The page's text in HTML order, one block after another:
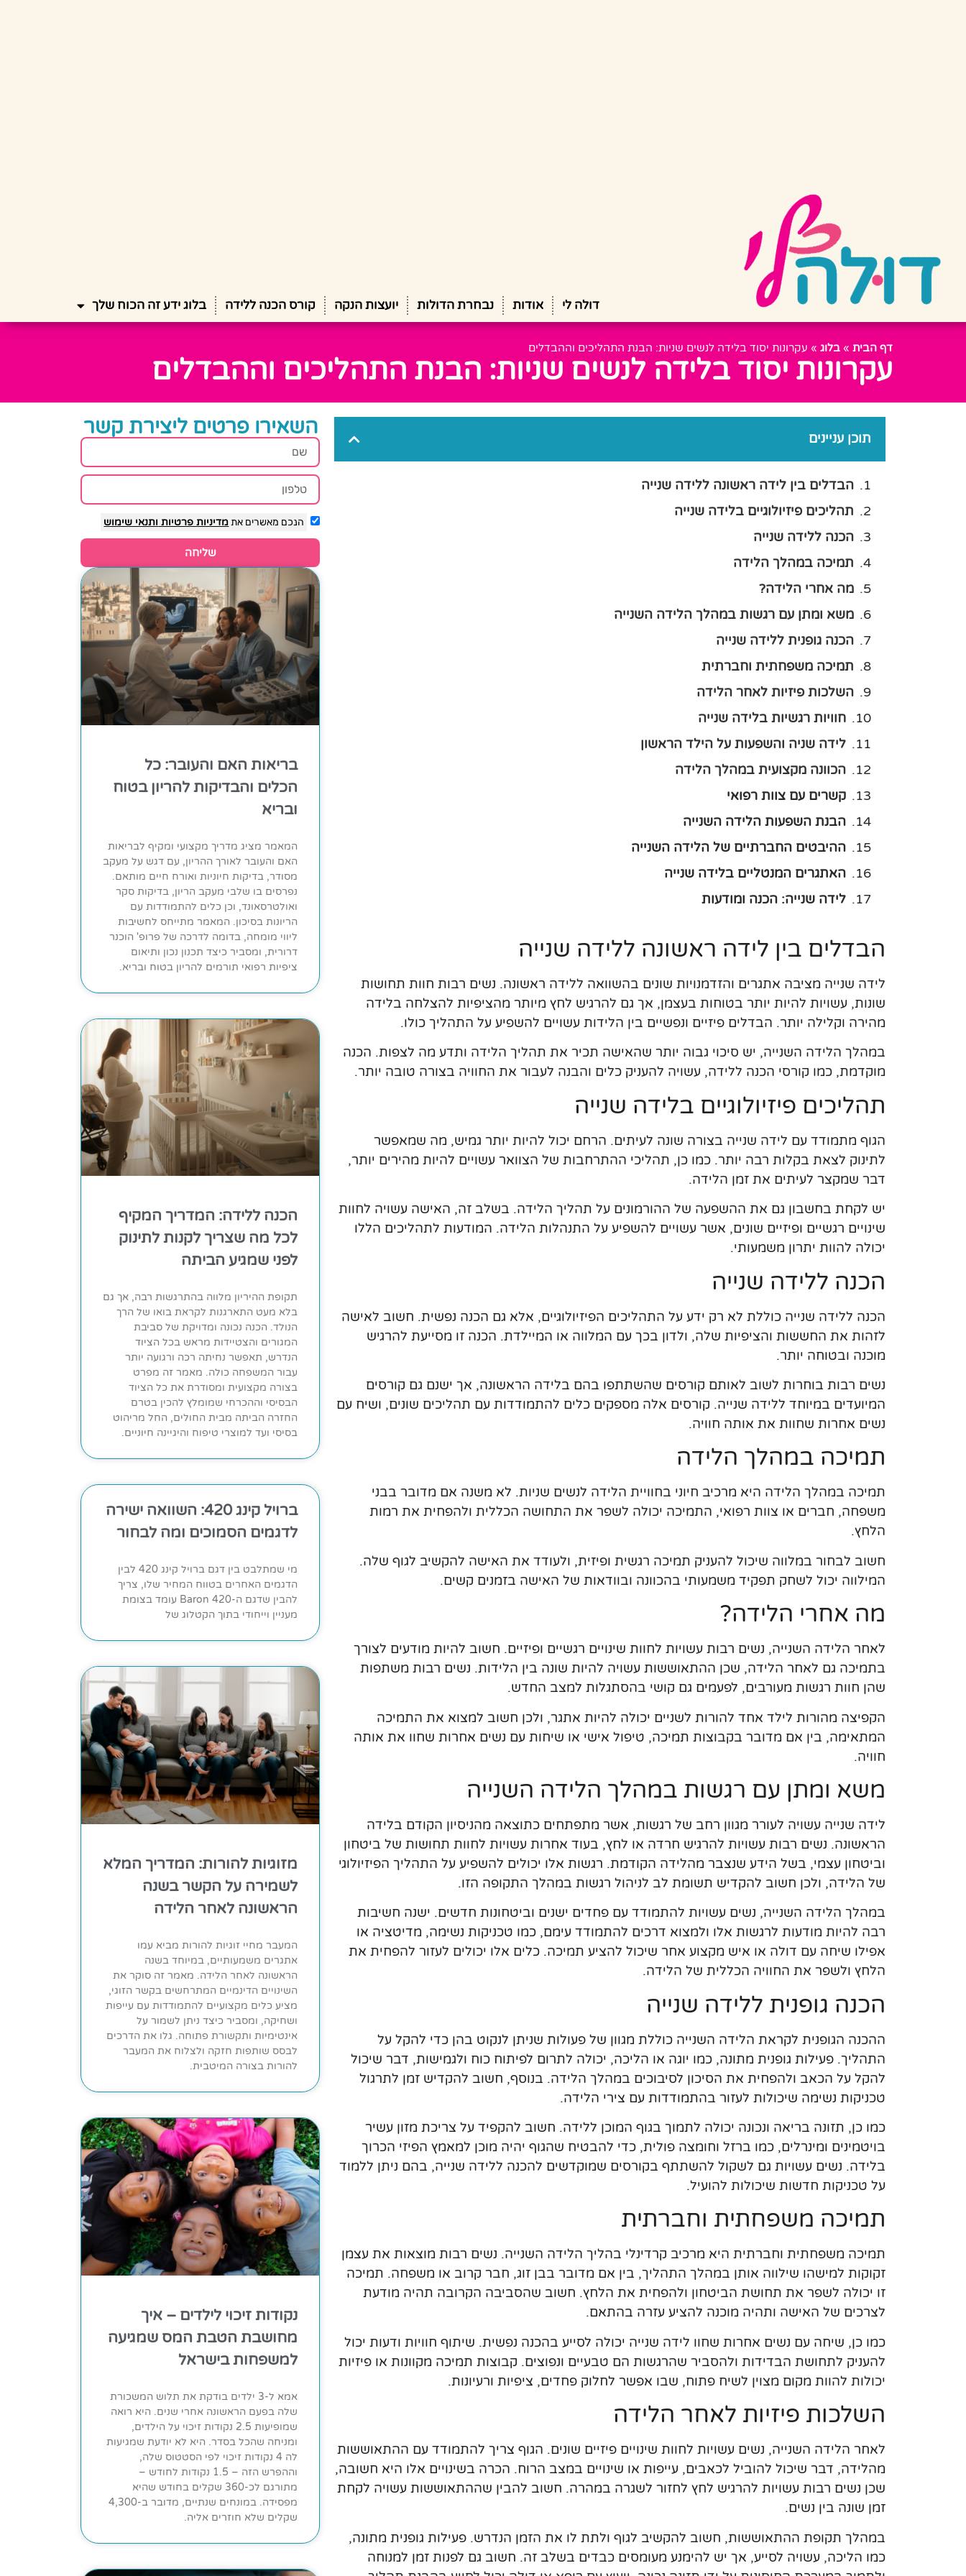
דולה לי אודות נבחרת הדולות יועצות הנקה קורס הכנה ללידה בלוג ידע זה הכוח שלך
דף הבית » בלוג » עקרונות יסוד בלידה לנשים שניות: הבנת התהליכים וההבדלים
עקרונות יסוד בלידה לנשים שניות: הבנת התהליכים וההבדלים
תוכן עניינים
הבדלים בין לידה ראשונה ללידה שנייה
תהליכים פיזיולוגיים בלידה שנייה
הכנה ללידה שנייה
תמיכה במהלך הלידה
מה אחרי הלידה?
משא ומתן עם רגשות במהלך הלידה השנייה
הכנה גופנית ללידה שנייה
תמיכה משפחתית וחברתית
השלכות פיזיות לאחר הלידה
חוויות רגשיות בלידה שנייה
לידה שניה והשפעות על הילד הראשון
הכוונה מקצועית במהלך הלידה
קשרים עם צוות רפואי
הבנת השפעות הלידה השנייה
ההיבטים החברתיים של הלידה השנייה
האתגרים המנטליים בלידה שנייה
לידה שנייה: הכנה ומודעות
הבדלים בין לידה ראשונה ללידה שנייה
לידה שנייה מציבה אתגרים והזדמנויות שונים בהשוואה ללידה ראשונה. נשים רבות חוות תחושות
שונות, עשויות להיות יותר בטוחות בעצמן, אך גם להרגיש לחץ מיותר מהציפיות להצלחה בלידה
מהירה וקלילה יותר. הבדלים פיזיים ונפשיים בין הלידות עשויים להשפיע על התהליך כולו.
במהלך הלידה השנייה, יש סיכוי גבוה יותר שהאישה תכיר את תהליך הלידה ותדע מה לצפות. הכנה
מוקדמת, כמו קורסי הכנה ללידה, עשויה להעניק כלים והבנה לעבור את החוויה בצורה טובה יותר.
תהליכים פיזיולוגיים בלידה שנייה
הגוף מתמודד עם לידה שנייה בצורה שונה לעיתים. הרחם יכול להיות יותר גמיש, מה שמאפשר
לתינוק לצאת בקלות רבה יותר. כמו כן, תהליכי ההתרחבות של הצוואר עשויים להיות מהירים יותר,
דבר שמקצר לעיתים את זמן הלידה.
יש לקחת בחשבון גם את ההשפעה של ההורמונים על תהליך הלידה. בשלב זה, האישה עשויה לחוות
שינויים רגשיים ופיזיים שונים, אשר עשויים להשפיע על התנהלות הלידה. המודעות לתהליכים הללו
יכולה להוות יתרון משמעותי.
הכנה ללידה שנייה
הכנה ללידה שנייה כוללת לא רק ידע על התהליכים הפיזיולוגיים, אלא גם הכנה נפשית. חשוב לאישה
לזהות את החששות והציפיות שלה, ולדון בכך עם המלווה או המיילדת. הכנה זו מסייעת להרגיש
מוכנה ובטוחה יותר.
נשים רבות בוחרות לשוב לאותם קורסים שהשתתפו בהם בלידה הראשונה, אך ישנם גם קורסים
המיועדים במיוחד ללידה שנייה. קורסים אלה מספקים כלים להתמודדות עם תהליכים שונים, ושיח עם
נשים אחרות שחוות את אותה חוויה.
תמיכה במהלך הלידה
תמיכה במהלך הלידה היא מרכיב חיוני בחוויית הלידה לנשים שניות. לא משנה אם מדובר בבני
משפחה, חברים או צוות רפואי, התמיכה יכולה לשפר את התחושה הכללית ולהפחית את רמות
הלחץ.
חשוב לבחור במלווה שיכול להעניק תמיכה רגשית ופיזית, ולעודד את האישה להקשיב לגוף שלה.
המילווה יכול לשחק תפקיד משמעותי בהכוונה ובוודאות של האישה בזמנים קשים.
מה אחרי הלידה?
לאחר הלידה השנייה, נשים רבות עשויות לחוות שינויים רגשיים ופיזיים. חשוב להיות מודעים לצורך
בתמיכה גם לאחר הלידה, שכן ההתאוששות עשויה להיות שונה בין הלידות. נשים רבות משתפות
שהן חוות רגשות מעורבים, לפעמים גם קושי בהסתגלות למצב החדש.
הקפיצה מהורות לילד אחד להורות לשניים יכולה להיות אתגר, ולכן חשוב למצוא את התמיכה
המתאימה, בין אם מדובר בקבוצות תמיכה, טיפול אישי או שיחות עם נשים אחרות שחוו את אותה
חוויה.
משא ומתן עם רגשות במהלך הלידה השנייה
לידה שנייה עשויה לעורר מגוון רחב של רגשות, אשר מתפתחים כתוצאה מהניסיון הקודם בלידה
הראשונה. נשים רבות עשויות להרגיש חרדה או לחץ, בעוד אחרות עשויות לחוות תחושות של ביטחון
וביטחון עצמי, בשל הידע שנצבר מהלידה הקודמת. רגשות אלו יכולים להשפיע על התהליך הפיזיולוגי
של הלידה, ולכן חשוב להקדיש תשומת לב לניהול רגשות במהלך התקופה הזו.
במהלך הלידה השנייה, נשים עשויות להתמודד עם פחדים ישנים וביטחונות חדשים. ישנה חשיבות
רבה להיות מודעות לרגשות אלו ולמצוא דרכים להתמודד עימם, כמו טכניקות נשימה, מדיטציה או
אפילו שיחה עם דולה או איש מקצוע אחר שיכול להציע תמיכה. כלים אלו יכולים לעזור להפחית את
הלחץ ולשפר את החוויה הכללית של הלידה.
הכנה גופנית ללידה שנייה
ההכנה הגופנית לקראת הלידה השנייה כוללת מגוון של פעולות שניתן לנקוט בהן כדי להקל על
התהליך. פעילות גופנית מתונה, כמו יוגה או הליכה, יכולה לתרום לפיתוח כוח ולגמישות, דבר שיכול
להקל על הכאב ולהפחית את הסיכון לסיבוכים במהלך הלידה. בנוסף, חשוב להקדיש זמן לתרגול
טכניקות נשימה שיכולות לעזור בהתמודדות עם צירי הלידה.
כמו כן, תזונה בריאה ונכונה יכולה לתמוך בגוף המוכן ללידה. חשוב להקפיד על צריכת מזון עשיר
בויטמינים ומינרלים, כמו ברזל וחומצה פולית, כדי להבטיח שהגוף יהיה מוכן למאמץ הפיזי הכרוך
בלידה. נשים עשויות גם לשקול להשתתף בקורסים שמוקדשים להכנה ללידה שנייה, בהם ניתן ללמוד
על טכניקות חדשות שיכולות להועיל.
תמיכה משפחתית וחברתית
תמיכה משפחתית וחברתית היא מרכיב קרדינלי בהליך הלידה השנייה. נשים רבות מוצאות את עצמן
זקוקות למישהו שילווה אותן במהלך התהליך, בין אם מדובר בבן זוג, חבר קרוב או משפחה. תמיכה
זו יכולה לשפר את תחושת הביטחון ולהפחית את הלחץ. חשוב שהסביבה הקרובה תהיה מודעת
לצרכים של האישה ותהיה מוכנה להציע עזרה בהתאם.
כמו כן, שיחה עם נשים אחרות שחוו לידה שנייה יכולה לסייע בהכנה נפשית. שיתוף חוויות ודעות יכול
להעניק לתחושת הבדידות ולהסביר שהרגשות הם טבעיים ונפוצים. קבוצות תמיכה מקוונות או פיזיות
יכולות להוות מקום מצוין לשיח פתוח, שבו אפשר לחלוק פחדים, ציפיות ורעיונות.
השלכות פיזיות לאחר הלידה
לאחר הלידה השנייה, נשים עשויות לחוות שינויים פיזיים שונים. הגוף צריך להתמודד עם ההתאוששות
מהלידה, דבר שיכול להוביל לכאבים, עייפות או שינויים במצב הרוח. הכרה בשינויים אלו היא חשובה,
שכן נשים רבות עשויות להרגיש לחץ לחזור לשגרה במהרה. חשוב להבין שההתאוששות עשויה לקחת
זמן שונה בין נשים.
במהלך תקופת ההתאוששות, חשוב להקשיב לגוף ולתת לו את הזמן הנדרש. פעילות גופנית מתונה,
כמו הליכה, עשויה לסייע, אך יש להימנע מעומסים כבדים בשלב זה. חשוב גם לפנות זמן למנוחה
השאירו פרטים ליצירת קשר
הנכם מאשרים אתמדיניות פרטיות ותנאי שימוש
שליחה
בריאות האם והעובר: כל
הכלים והבדיקות להריון בטוח
ובריא
המאמר מציג מדריך מקצועי ומקיף לבריאות
האם והעובר לאורך ההריון, עם דגש על מעקב
מסודר, בדיקות חיוניות ואורח חיים מותאם.
נפרסים בו שלבי מעקב הריון, בדיקות סקר
ואולטרסאונד, וכן כלים להתמודדות עם
הריונות בסיכון. המאמר מתייחס לחשיבות
ליווי מומחה, בדומה לדרכה של פרופ' הוכנר
דרורית, ומסביר כיצד תכנון נכון ותיאום
ציפיות רפואי תורמים להריון בטוח ובריא.
הכנה ללידה: המדריך המקיף
לכל מה שצריך לקנות לתינוק
לפני שמגיע הביתה
תקופת ההיריון מלווה בהתרגשות רבה, אך גם
בלא מעט התארגנות לקראת בואו של הרך
הנולד. הכנה נכונה ומדויקת של סביבת
המגורים והצטיידות מראש בכל הציוד
הנדרש, תאפשר נחיתה רכה ורגועה יותר
עבור המשפחה כולה. מאמר זה מפרט
בצורה מקצועית ומסודרת את כל הציוד
הבסיסי וההכרחי שמומלץ להכין בטרם
החזרה הביתה מבית החולים, החל מריהוט
בסיסי ועד למוצרי טיפוח והיגיינה חיוניים.
ברויל קינג 420: השוואה ישירה
לדגמים הסמוכים ומה לבחור
מי שמתלבט בין דגם ברויל קינג 420 לבין
הדגמים האחרים בטווח המחיר שלו, צריך
להבין שדגם ה-Baron 420 עומד בצומת
מעניין וייחודי בתוך הקטלוג של
מזוגיות להורות: המדריך המלא
לשמירה על הקשר בשנה
הראשונה לאחר הלידה
המעבר מחיי זוגיות להורות מביא עמו
אתגרים משמעותיים, במיוחד בשנה
הראשונה לאחר הלידה. מאמר זה סוקר את
השינויים הדינמיים המתרחשים בקשר הזוגי,
מציע כלים מקצועיים להתמודדות עם עייפות
ושחיקה, ומסביר כיצד ניתן לשמור על
אינטימיות ותקשורת פתוחה. גלו את הדרכים
לבסס שותפות חזקה ולצלוח את המעבר
להורות בצורה המיטבית.
נקודות זיכוי לילדים – איך
מחושבת הטבת המס שמגיעה
למשפחות בישראל
אמא ל-3 ילדים בודקת את תלוש המשכורת
שלה בפעם הראשונה אחרי שנים. היא רואה
שמופיעות 2.5 נקודות זיכוי על הילדים,
ומניחה שהכל בסדר. היא לא יודעת שמגיעות
לה 4 נקודות זיכוי לפי הסטטוס שלה,
וההפרש הזה – 1.5 נקודות לחודש –
מתורגם לכ-360 שקלים בחודש שהיא
מפסידה. במונחים שנתיים, מדובר ב-4,300
שקלים שלא חוזרים אליה.